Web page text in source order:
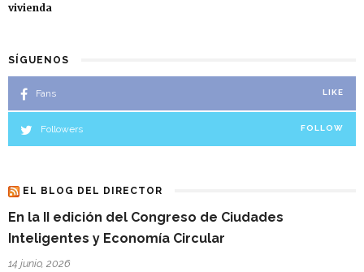
vivienda
SÍGUENOS
Fans LIKE
Followers FOLLOW
EL BLOG DEL DIRECTOR
En la II edición del Congreso de Ciudades
Inteligentes y Economía Circular
14 junio, 2026